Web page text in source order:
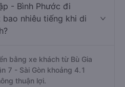
- Bình Phước đi
bao nhiêu tiếng khi di
bằng xe khách từ Bù Gia
7 - Sài Gòn khoảng 4.1
thuận lợi.